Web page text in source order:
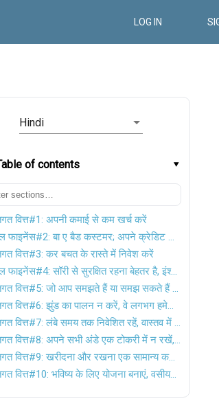
LOG IN
Hindi
of contents
वित्त#1: अपनी कमाई से कम खर्च करें
पर्सनल फाइनेंस#2: बा ए बैड कस्टमर; अपने क्रेडिट कार्ड और ऋण प्रबंधित करें
वित्त#3: कर बचत के रास्ते में निवेश करें
पर्सनल फाइनेंस#4: सॉरी से सुरक्षित रहना बेहतर है, इंश्योरेंस खरीदें!
व्यक्तिगत वित्त#5: जो आप समझते हैं या समझ सकते हैं उसमें निवेश करें
व्यक्तिगत वित्त#6: झुंड का पालन न करें, वे लगभग हमेशा गलत होते हैं
व्यक्तिगत वित्त#7: लंबे समय तक निवेशित रहें, वास्तव में लंबे समय तक
व्यक्तिगत वित्त#8: अपने सभी अंडे एक टोकरी में न रखें, विविधता लाएं!
व्यक्तिगत वित्त#9: खरीदना और रखना एक सामान्य कहावत है, लेकिन पुनर्संतुलन, यह महत्वपूर्ण है!
व्यक्तिगत वित्त#10: भविष्य के लिए योजना बनाएं, वसीयत बनाएं